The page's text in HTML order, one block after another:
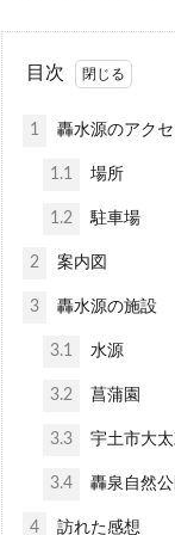
目次
1 轟水源のアクセ
1.1 場所
1.2 駐車場
2 案内図
3 轟水源の施設
3.1 水源
3.2 菖蒲園
3.3 宇土市大
3.4 轟泉自然公
4 訪れた感想